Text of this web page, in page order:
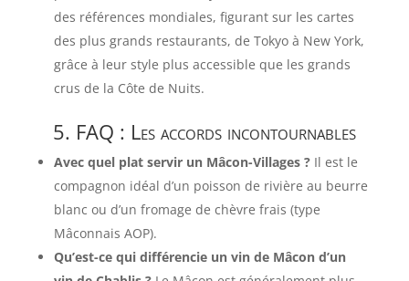
des références mondiales, figurant sur les cartes
des plus grands restaurants, de Tokyo à New York,
grâce à leur style plus accessible que les grands
crus de la Côte de Nuits.
5. FAQ : Les accords incontournables
Avec quel plat servir un Mâcon-Villages ?Il est le
compagnon idéal d’un poisson de rivière au beurre
blanc ou d’un fromage de chèvre frais (type
Mâconnais AOP).
Qu’est-ce qui différencie un vin de Mâcon d’un